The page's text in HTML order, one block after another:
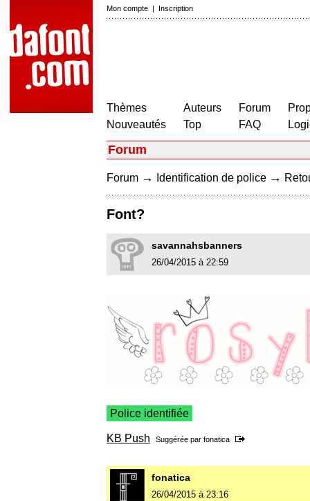
Mon compte | Inscription
Thèmes
Nouveautés
Auteurs
Top
Forum
FAQ
Forum
Forum → Identification de police →
Font?
savannahsbanners
26/04/2015 à 22:59
Police identifiée
KB Push Suggérée par fonatica
fonatica
26/04/2015 à 23:16